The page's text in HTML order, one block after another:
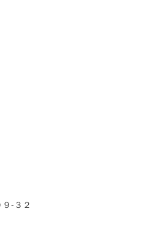
-３２